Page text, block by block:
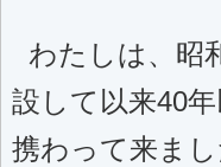
わたしは、昭
設して以来40
携わって来ま